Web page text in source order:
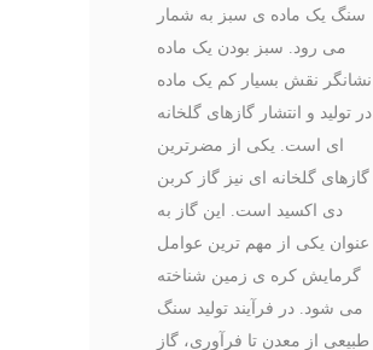
سنگ یک ماده­ ی سبز به شمار
می رود. سبز بودن یک ماده
نشانگر نقش بسیار کم یک ماده
در تولید و انتشار گازهای گلخانه
ای است. یکی از مضرترین
گازهای گلخانه ای نیز گاز کربن
دی اکسید است. این گاز به
عنوان یکی از مهم ترین عوامل
گرمایش کره ی زمین شناخته
می­ شود. در فرآیند تولید سنگ
طبیعی از معدن تا فرآوری، گاز